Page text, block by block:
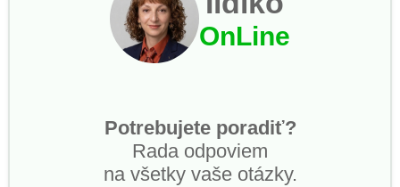
OnLine
Potrebujete poradiť?
Rada odpoviem
na všetky vaše otázky.